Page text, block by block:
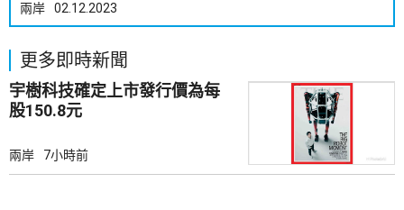
兩岸 02.12.2023
更多即時新聞
宇樹科技確定上市發行價為每
股150.8元
兩岸 7小時前